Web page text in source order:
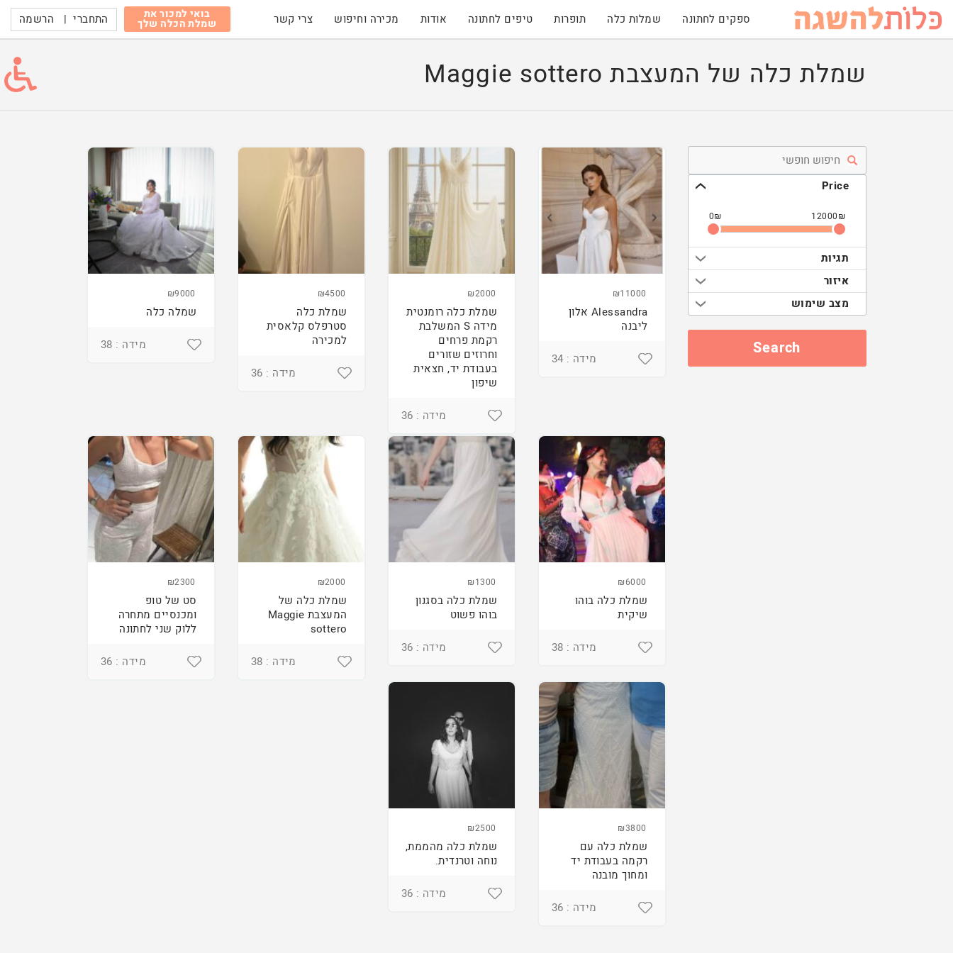
ספקים לחתונה שמלות כלה תופרות טיפים לחתונה אודות מכירה וחיפוש צרי קשר בואי למכור את
שמלת הכלה שלך התחברי | הרשמה
שמלת כלה של המעצבת Maggie sottero
Price
12000₪
0₪
תגיות
איזור
מצב שימוש
₪11000
Alessandra אלון
ליבנה
מידה : 34
₪2000
שמלת כלה רומנטית
מידה S המשלבת
רקמת פרחים
וחרוזים שזורים
בעבודת יד, חצאית
שיפון
מידה : 36
₪4500
שמלת כלה
סטרפלס קלאסית
למכירה
מידה : 36
₪9000
שמלה כלה
מידה : 38
₪6000
שמלת כלה בוהו
שיקית
מידה : 38
₪1300
שמלת כלה בסגנון
בוהו פשוט
מידה : 36
₪2000
שמלת כלה של
המעצבת Maggie
sottero
מידה : 38
₪2300
סט של טופ
ומכנסיים מתחרה
ללוק שני לחתונה
מידה : 36
₪3800
שמלת כלה עם
רקמה בעבודת יד
ומחוך מובנה
מידה : 36
₪2500
שמלת כלה מהממת,
נוחה וטרנדית.
מידה : 36